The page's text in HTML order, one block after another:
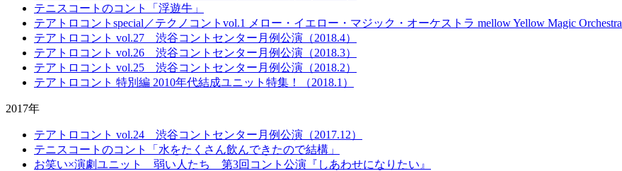
テニスコートのコント「浮遊牛」
テアトロコントspecial／テクノコントvol.1 メロー・イエロー・マジック・オーケストラ mellow Yellow Magic Orchestra
テアトロコント vol.27 渋谷コントセンター月例公演（2018.4）
テアトロコント vol.26 渋谷コントセンター月例公演（2018.3）
テアトロコント vol.25 渋谷コントセンター月例公演（2018.2）
テアトロコント 特別編 2010年代結成ユニット特集！（2018.1）
2017年
テアトロコント vol.24 渋谷コントセンター月例公演（2017.12）
テニスコートのコント「水をたくさん飲んできたので結構」
お笑い×演劇ユニット 弱い人たち 第3回コント公演『しあわせになりたい』